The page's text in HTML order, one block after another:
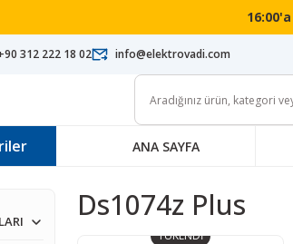
312 222 18 02 info@elektrovadi.com
ANA SAYFA
Ds1074z Plus
TÜKENDİ